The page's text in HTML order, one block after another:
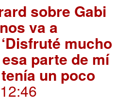
sobre Gabi
va a
mucho
parte de mí
un poco